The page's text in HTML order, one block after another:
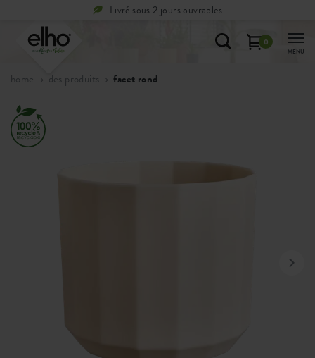
Livré sous 2 jours ouvrables
0
MENU
home des produits facet rond